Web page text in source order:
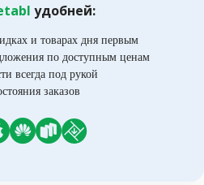
удобней:
и товарах дня первым
по доступным ценам
всегда под рукой
заказов